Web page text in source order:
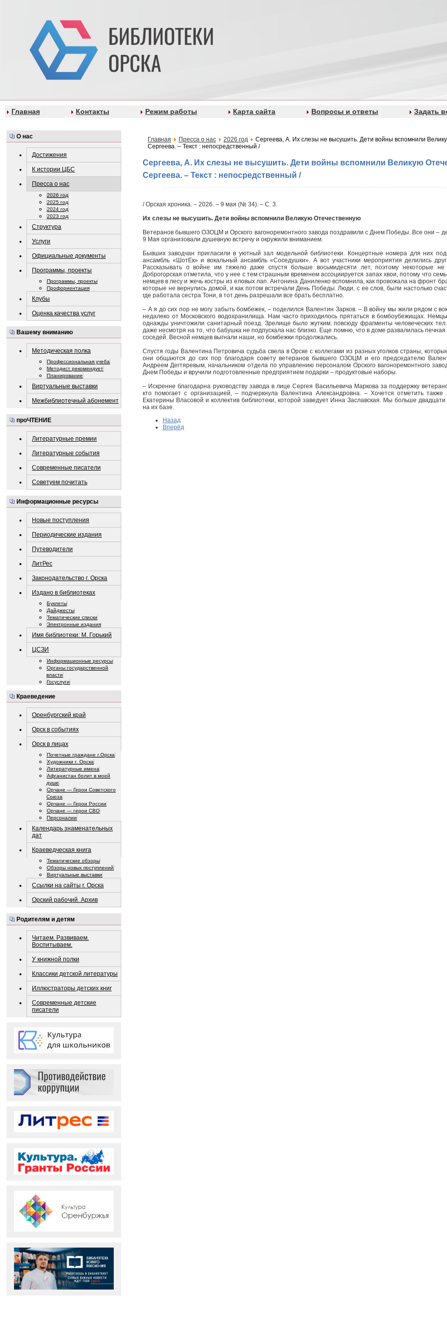
Главная Контакты Режим работы Карта сайта Вопросы и ответы Задать
О нас
Достижения
К истории ЦБС
Пресса о нас
2026 год
2025 год
2024 год
2023 год
Структура
Услуги
Официальные документы
Программы, проекты
Программы, проекты
Профориентация
Клубы
Оценка качества услуг
Вашему вниманию
Методическая полка
Профессиональная учеба
Методист рекомендует
Планирование
Виртуальные выставки
Межбиблиотечный абонемент
проЧТЕНИЕ
Литературные премии
Литературные события
Современные писатели
Советуем почитать
Информационные ресурсы
Новые поступления
Периодические издания
Путеводители
ЛитРес
Законодательство г. Орска
Издано в библиотеках
Буклеты
Дайджесты
Тематические списки
Электронные издания
Имя библиотеки: М. Горький
ЦСЗИ
Информационные ресурсы
Органы государственной
власти
Госуслуги
Краеведение
Оренбургский край
Орск в событиях
Орск в лицах
Почетные граждане г.Орска
Художники г. Орска
Литературные имена
Афганистан болит в моей
душе
Орчане — Герои Советского
Союза
Орчане — Герои России
Орчане — герои СВО
Персоналии
Календарь знаменательных
дат
Краеведческая книга
Тематические обзоры
Обзоры новых поступлений
Виртуальные выставки
Ссылки на сайты г. Орска
Орский рабочий. Архив
Родителям и детям
Читаем. Развиваем.
Воспитываем.
У книжной полки
Классики детской литературы
Иллюстраторы детских книг
Современные детские
писатели
Главная Пресса о нас 2026 год
Сергеева, А. Их слезы не высушить. Дети войны вспомнили
Сергеева. – Текст : непосредственный /
Сергеева, А. Их слезы не высушить. Дети войны вспомнили Великую
Сергеева. – Текст : непосредственный /
/ Орская хроника. – 2026. – 9 мая (№ 34). – С. 3.
Их слезы не высушить. Дети войны вспомнили Великую Отечественную
Ветеранов бывшего ОЗОЦМ и Орского вагоноремонтного завода поздравили с Днем Победы. Все они –
9 Мая организовали душевную встречу и окружили вниманием.
Бывших заводчан пригласили в уютный зал модельной библиотеки. Концертные номера для них
ансамбль «ШотЕк» и вокальный ансамбль «Соседушки». А вот участники мероприятия делились
Рассказывать о войне им тяжело даже спустя больше восьмидесяти лет, поэтому некоторые
Доброгорская отметила, что у нее с тем страшным временем ассоциируется запах хвои, потому что
немцев в лесу и жечь костры из еловых лап. Антонина Даниленко вспомнила, как провожала на фронт
которые не вернулись домой, и как потом встречали День Победы. Люди, с ее слов, были настолько
где работала сестра Тони, в тот день разрешали все брать бесплатно.
– А я до сих пор не могу забыть бомбежек, – поделился Валентин Зарков. – В войну мы жили рядом с
недалеко от Московского водохранилища. Нам часто приходилось прятаться в бомбоубежищах.
однажды уничтожили санитарный поезд. Зрелище было жутким: повсюду фрагменты человеческих
даже несмотря на то, что бабушка не подпускала нас близко. Еще помню, что в доме развалилась
соседей. Весной немцев выгнали наши, но бомбежки продолжались.
Спустя годы Валентина Петровича судьба свела в Орске с коллегами из разных уголков страны,
они общаются до сих пор благодаря совету ветеранов бывшего ОЗОЦМ и его председателю
Андреем Дегтяревым, начальником отдела по управлению персоналом Орского вагоноремонтного
Днем Победы и вручили подготовленные предприятием подарки – продуктовые наборы.
– Искренне благодарна руководству завода в лице Сергея Васильевича Маркова за поддержку
кто помогает с организацией, – подчеркнула Валентина Александровна. – Хочется отметить также
Екатерины Власовой и коллектив библиотеки, которой заведует Инна Заславская. Мы больше
на их базе.
Назад
Вперёд